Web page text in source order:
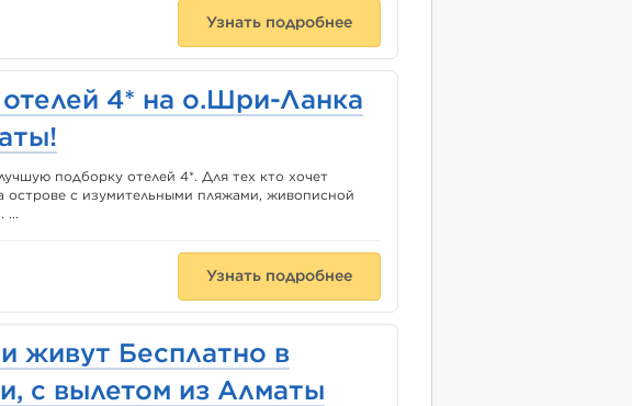
Узнать подробнее
4* на о.Шри-Ланка
подборку отелей 4*. Для тех кто хочет
острове с изумительными пляжами, живописной
...
Узнать подробнее
живут Бесплатно в
с вылетом из Алматы